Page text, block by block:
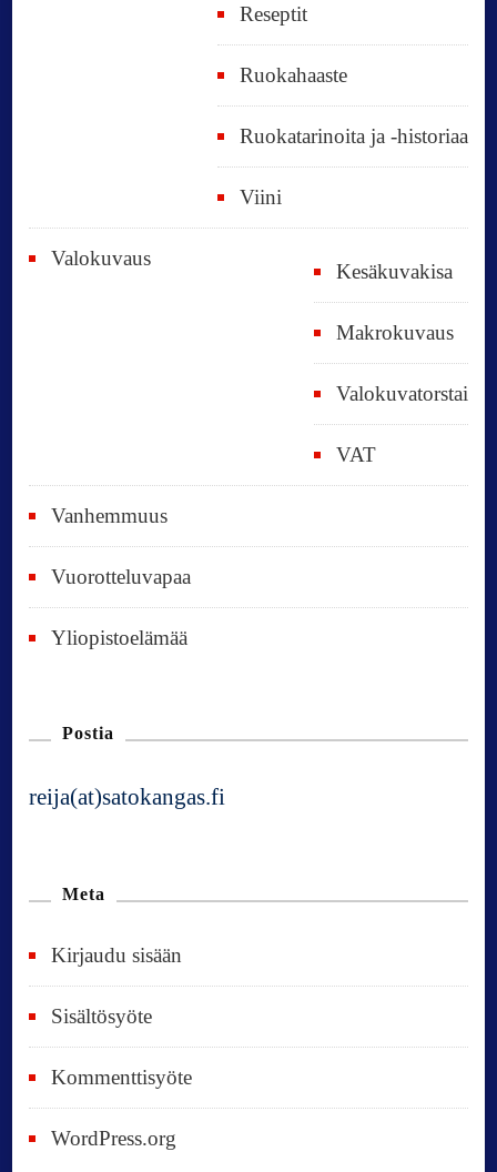
Reseptit
Ruokahaaste
Ruokatarinoita ja -historiaa
Viini
Valokuvaus
Kesäkuvakisa
Makrokuvaus
Valokuvatorstai
VAT
Vanhemmuus
Vuorotteluvapaa
Yliopistoelämää
Postia
reija(at)satokangas.fi
Meta
Kirjaudu sisään
Sisältösyöte
Kommenttisyöte
WordPress.org